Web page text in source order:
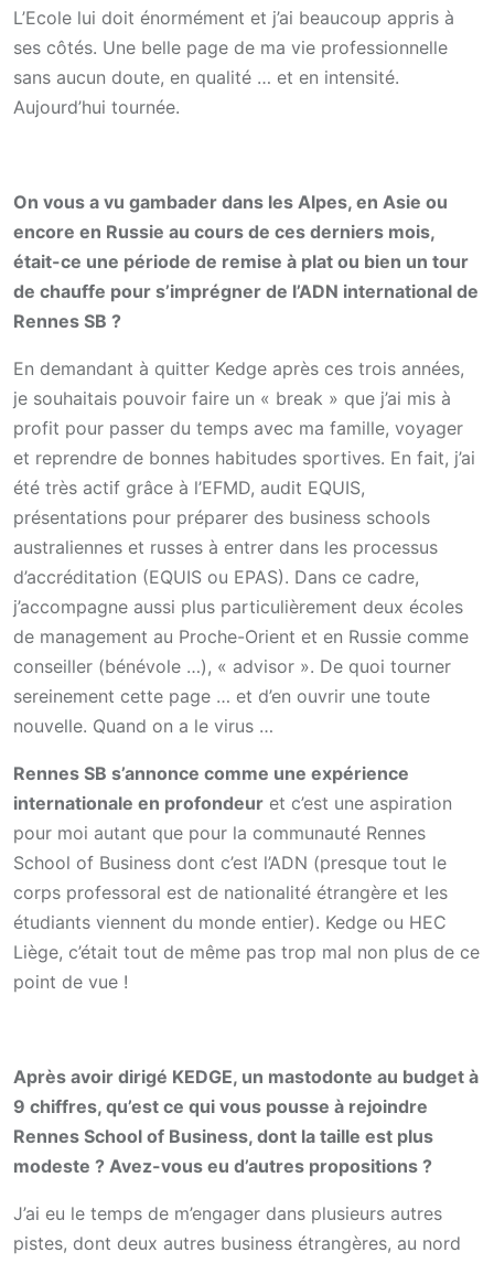
L’Ecole lui doit énormément et j’ai beaucoup appris à
ses côtés. Une belle page de ma vie professionnelle
sans aucun doute, en qualité … et en intensité.
Aujourd’hui tournée.
On vous a vu gambader dans les Alpes, en Asie ou
encore en Russie au cours de ces derniers mois,
était-ce une période de remise à plat ou bien un tour
de chauffe pour s’imprégner de l’ADN international de
Rennes SB ?
En demandant à quitter Kedge après ces trois années,
je souhaitais pouvoir faire un « break » que j’ai mis à
profit pour passer du temps avec ma famille, voyager
et reprendre de bonnes habitudes sportives. En fait, j’ai
été très actif grâce à l’EFMD, audit EQUIS,
présentations pour préparer des business schools
australiennes et russes à entrer dans les processus
d’accréditation (EQUIS ou EPAS). Dans ce cadre,
j’accompagne aussi plus particulièrement deux écoles
de management au Proche-Orient et en Russie comme
conseiller (bénévole …), « advisor ». De quoi tourner
sereinement cette page … et d’en ouvrir une toute
nouvelle. Quand on a le virus …
Rennes SB s’annonce comme une expérience
internationale en profondeur et c’est une aspiration
pour moi autant que pour la communauté Rennes
School of Business dont c’est l’ADN (presque tout le
corps professoral est de nationalité étrangère et les
étudiants viennent du monde entier). Kedge ou HEC
Liège, c’était tout de même pas trop mal non plus de ce
point de vue !
Après avoir dirigé KEDGE, un mastodonte au budget à
9 chiffres, qu’est ce qui vous pousse à rejoindre
Rennes School of Business, dont la taille est plus
modeste ? Avez-vous eu d’autres propositions ?
J’ai eu le temps de m’engager dans plusieurs autres
pistes, dont deux autres business étrangères, au nord